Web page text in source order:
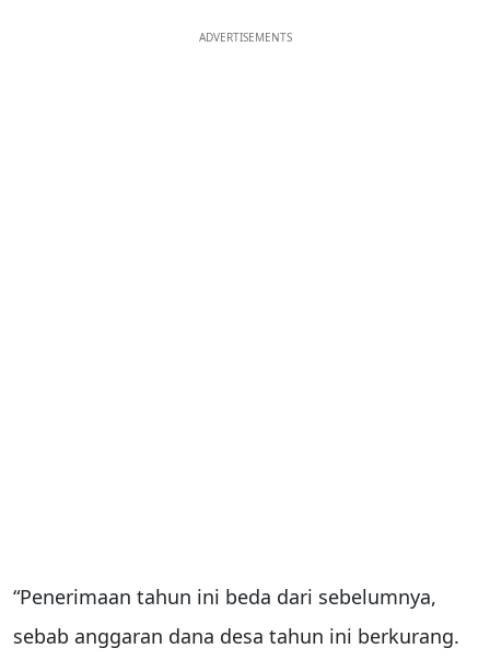
ADVERTISEMENTS
“Penerimaan tahun ini beda dari sebelumnya,
sebab anggaran dana desa tahun ini berkurang.